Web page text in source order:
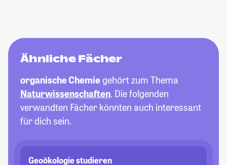
Ähnliche Fächer
organische Chemiegehört zum Thema
Naturwissenschaften. Die folgenden
verwandten Fächer könnten auch interessant
für dich sein.
Geoökologie studieren